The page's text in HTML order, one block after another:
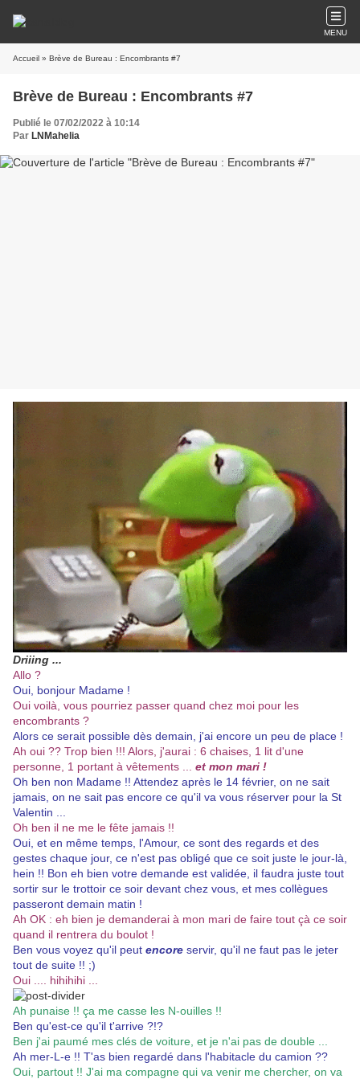
MENU
Accueil » Brève de Bureau : Encombrants #7
Brève de Bureau : Encombrants #7
Publié le 07/02/2022 à 10:14
Par LNMahelia
Driiing ...
Allo ?
Oui, bonjour Madame !
Oui voilà, vous pourriez passer quand chez moi pour les
encombrants ?
Alors ce serait possible dès demain, j'ai encore un peu de place !
Ah oui ?? Trop bien !!! Alors, j'aurai : 6 chaises, 1 lit d'une
personne, 1 portant à vêtements ... et mon mari !
Oh ben non Madame !! Attendez après le 14 février, on ne sait
jamais, on ne sait pas encore ce qu'il va vous réserver pour la St
Valentin ...
Oh ben il ne me le fête jamais !!
Oui, et en même temps, l'Amour, ce sont des regards et des
gestes chaque jour, ce n'est pas obligé que ce soit juste le jour-là,
hein !! Bon eh bien votre demande est validée, il faudra juste tout
sortir sur le trottoir ce soir devant chez vous, et mes collègues
passeront demain matin !
Ah OK : eh bien je demanderai à mon mari de faire tout çà ce soir
quand il rentrera du boulot !
Ben vous voyez qu'il peut encore servir, qu'il ne faut pas le jeter
tout de suite !! ;)
Oui .... hihihihi ...
Ah punaise !! ça me casse les N-ouilles !!
Ben qu'est-ce qu'il t'arrive ?!?
Ben j'ai paumé mes clés de voiture, et je n'ai pas de double ...
Ah mer-L-e !! T'as bien regardé dans l'habitacle du camion ??
Oui, partout !! J'ai ma compagne qui va venir me chercher, on va